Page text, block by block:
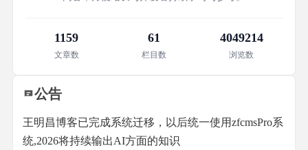
1159
文章数
61
栏目数
4049214
浏览数
公告
王明昌博客已完成系统迁移，以后统一使用zfcmsPro系
统,2026将持续输出AI方面的知识